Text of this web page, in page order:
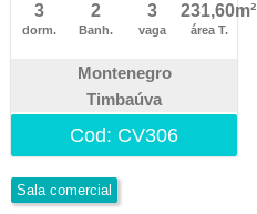
3
dorm.
2
Banh.
3
vaga
231,60m²
área T.
Montenegro
Timbaúva
Cod: CV306
Sala comercial